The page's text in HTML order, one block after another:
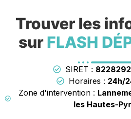
Trouver les
sur FLASH
SIRET :
Horaires : 24h/
Zone d'intervention :
les Hautes-